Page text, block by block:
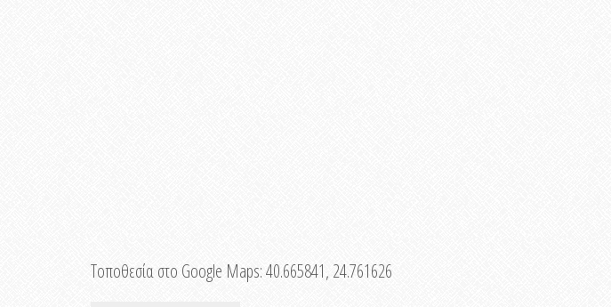
Τοποθεσία στο Google Maps:40.665841, 24.761626